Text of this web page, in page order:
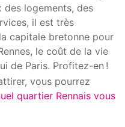
des logements, des
il est très
capitale bretonne pour
le coût de la vie
de Paris. Profitez-en !
vous pourrez
quartier Rennais vous